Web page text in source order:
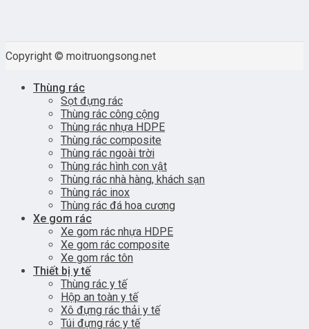
Copyright © moitruongsong.net
Thùng rác
Sọt đựng rác
Thùng rác công cộng
Thùng rác nhựa HDPE
Thùng rác composite
Thùng rác ngoài trời
Thùng rác hình con vật
Thùng rác nhà hàng, khách sạn
Thùng rác inox
Thùng rác đá hoa cương
Xe gom rác
Xe gom rác nhựa HDPE
Xe gom rác composite
Xe gom rác tôn
Thiết bị y tế
Thùng rác y tế
Hộp an toàn y tế
Xô đựng rác thải y tế
Túi đựng rác y tế